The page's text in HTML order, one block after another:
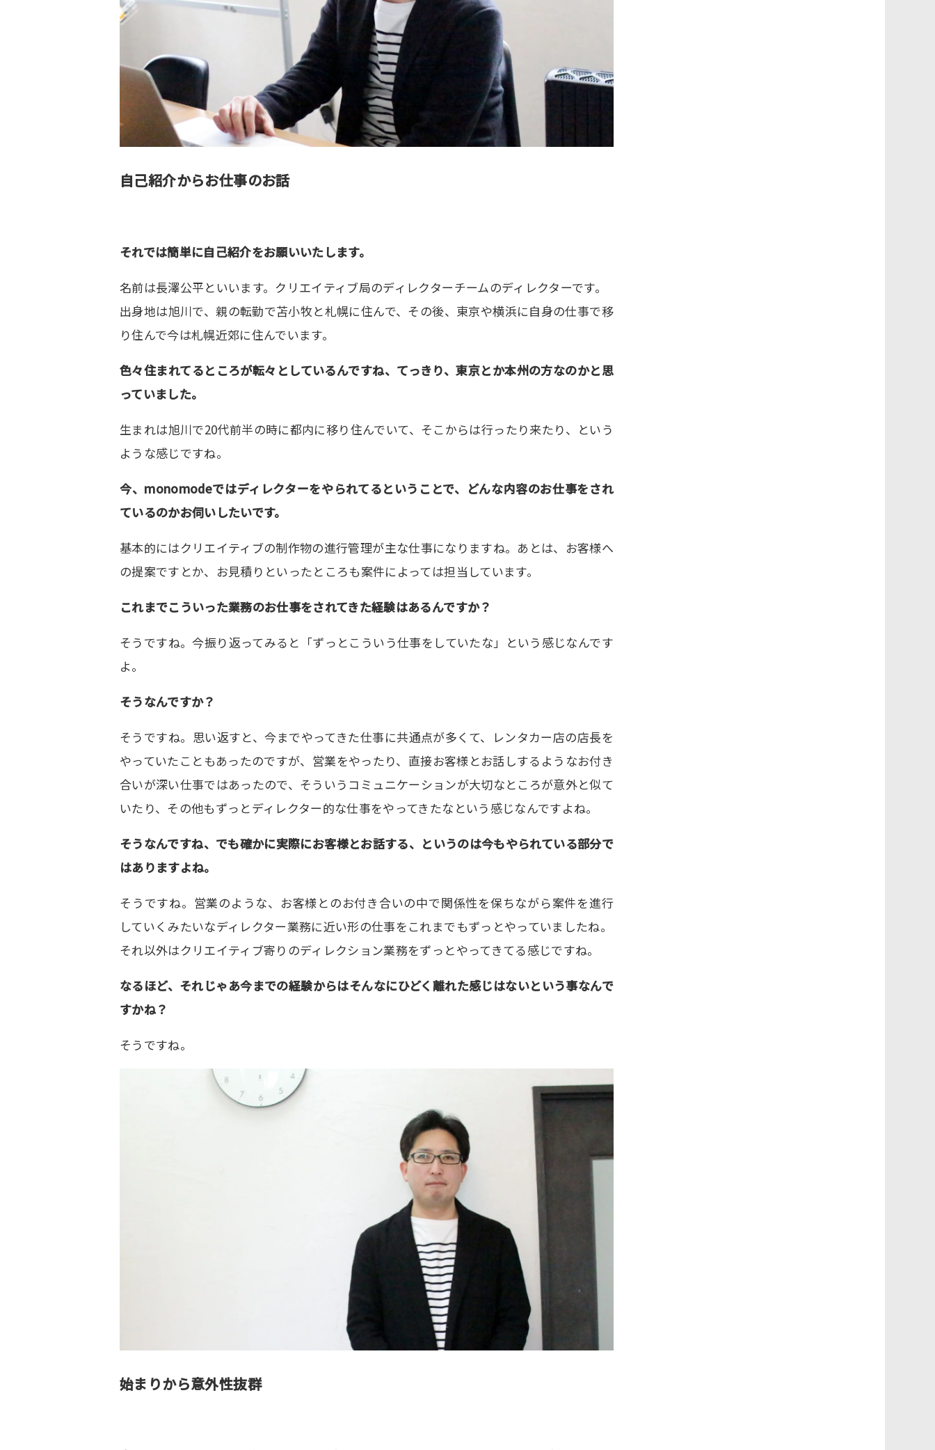
自己紹介からお仕事のお話
それでは簡単に自己紹介をお願いいたします。
名前は長澤公平といいます。クリエイティブ局のディレクターチームのディレクターです。
出身地は旭川で、親の転勤で苫小牧と札幌に住んで、その後、東京や横浜に自身の仕事で移
り住んで今は札幌近郊に住んでいます。
色々住まれてるところが転々としているんですね、てっきり、東京とか本州の方なのかと思
っていました。
生まれは旭川で20代前半の時に都内に移り住んでいて、そこからは行ったり来たり、という
ような感じですね。
今、monomodeではディレクターをやられてるということで、どんな内容のお仕事をされ
ているのかお伺いしたいです。
基本的にはクリエイティブの制作物の進行管理が主な仕事になりますね。あとは、お客様へ
の提案ですとか、お見積りといったところも案件によっては担当しています。
これまでこういった業務のお仕事をされてきた経験はあるんですか？
そうですね。今振り返ってみると「ずっとこういう仕事をしていたな」という感じなんです
よ。
そうなんですか？
そうですね。思い返すと、今までやってきた仕事に共通点が多くて、レンタカー店の店長を
やっていたこともあったのですが、営業をやったり、直接お客様とお話しするようなお付き
合いが深い仕事ではあったので、そういうコミュニケーションが大切なところが意外と似て
いたり、その他もずっとディレクター的な仕事をやってきたなという感じなんですよね。
そうなんですね、でも確かに実際にお客様とお話する、というのは今もやられている部分で
はありますよね。
そうですね。営業のような、お客様とのお付き合いの中で関係性を保ちながら案件を進行
していくみたいなディレクター業務に近い形の仕事をこれまでもずっとやっていましたね。
それ以外はクリエイティブ寄りのディレクション業務をずっとやってきてる感じですね。
なるほど、それじゃあ今までの経験からはそんなにひどく離れた感じはないという事なんで
すかね？
そうですね。
始まりから意外性抜群